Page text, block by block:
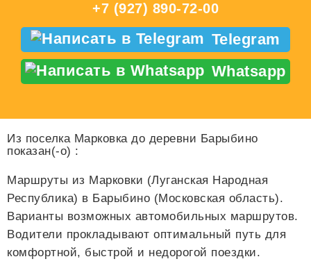
+7 (927) 890-72-00
Telegram
Whatsapp
Из поселка Марковка до деревни Барыбино
показан(-о) :
Маршруты из Марковки (Луганская Народная
Республика) в Барыбино (Московская область).
Варианты возможных автомобильных маршрутов.
Водители прокладывают оптимальный путь для
комфортной, быстрой и недорогой поездки.